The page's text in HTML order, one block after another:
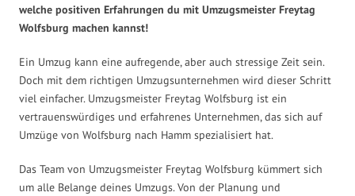
welche positiven Erfahrungen du mit Umzugsmeister Freytag
Wolfsburg machen kannst!
Ein Umzug kann eine aufregende, aber auch stressige Zeit sein.
Doch mit dem richtigen Umzugsunternehmen wird dieser Schritt
viel einfacher. Umzugsmeister Freytag Wolfsburg ist ein
vertrauenswürdiges und erfahrenes Unternehmen, das sich auf
Umzüge von Wolfsburg nach Hamm spezialisiert hat.
Das Team von Umzugsmeister Freytag Wolfsburg kümmert sich
um alle Belange deines Umzugs. Von der Planung und